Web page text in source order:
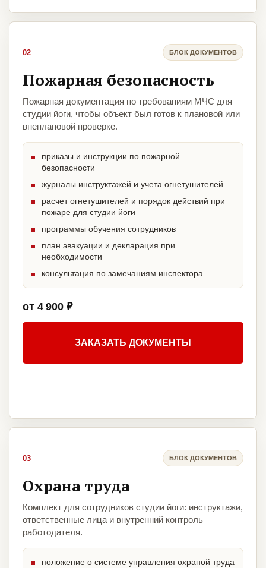
02 БЛОК ДОКУМЕНТОВ
Пожарная безопасность
Пожарная документация по требованиям МЧС для
студии йоги, чтобы объект был готов к плановой или
внеплановой проверке.
приказы и инструкции по пожарной
безопасности
журналы инструктажей и учета огнетушителей
расчет огнетушителей и порядок действий при
пожаре для студии йоги
программы обучения сотрудников
план эвакуации и декларация при
необходимости
консультация по замечаниям инспектора
от 4 900 ₽
ЗАКАЗАТЬ ДОКУМЕНТЫ
03 БЛОК ДОКУМЕНТОВ
Охрана труда
Комплект для сотрудников студии йоги: инструктажи,
ответственные лица и внутренний контроль
работодателя.
положение о системе управления охраной труда